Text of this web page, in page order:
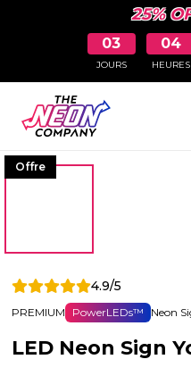
25%
03
JOURS
04
HEURES
Offre
4.9/5
PREMIUM PowerLEDs™ Neon
LED Neon Sign